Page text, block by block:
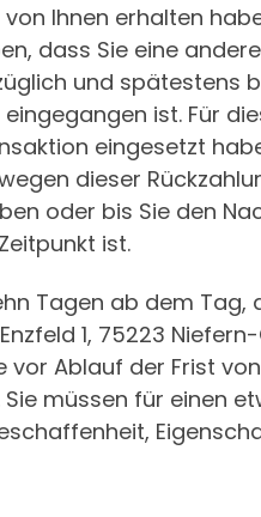
Ihnen erhalten
dass Sie eine
und spätestens
ist. Für
eingesetzt
dieser
oder bis Sie den
ist.
Tagen ab dem Tag,
1, 75223
vor Ablauf der Frist
müssen für einen